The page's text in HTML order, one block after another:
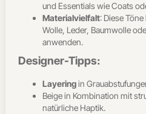
und Essentials wie Coats
Materialvielfalt: Diese
Wolle, Leder, Baumwolle
anwenden.
Designer-Tipps:
Layeringin
Beige in Kombination mit
natürliche Haptik.